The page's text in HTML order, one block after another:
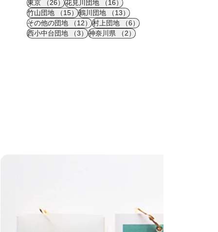
東京
（26）26件の記事
花見川団地 （16）16件の記事
竹山団地
（15）15件の記事
鶴川団地 （13）13件の記事
その他の団地
（12）12件の記事
村上団地 （6）6件の記事
西小中台団地
（3）3件の記事
神奈川県 （2）2件の記事